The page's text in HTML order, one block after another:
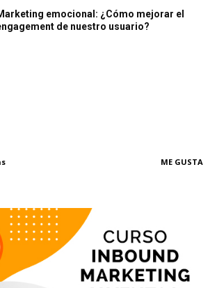
emocional: ¿Cómo mejorar el
de nuestro usuario?
ME GUSTA